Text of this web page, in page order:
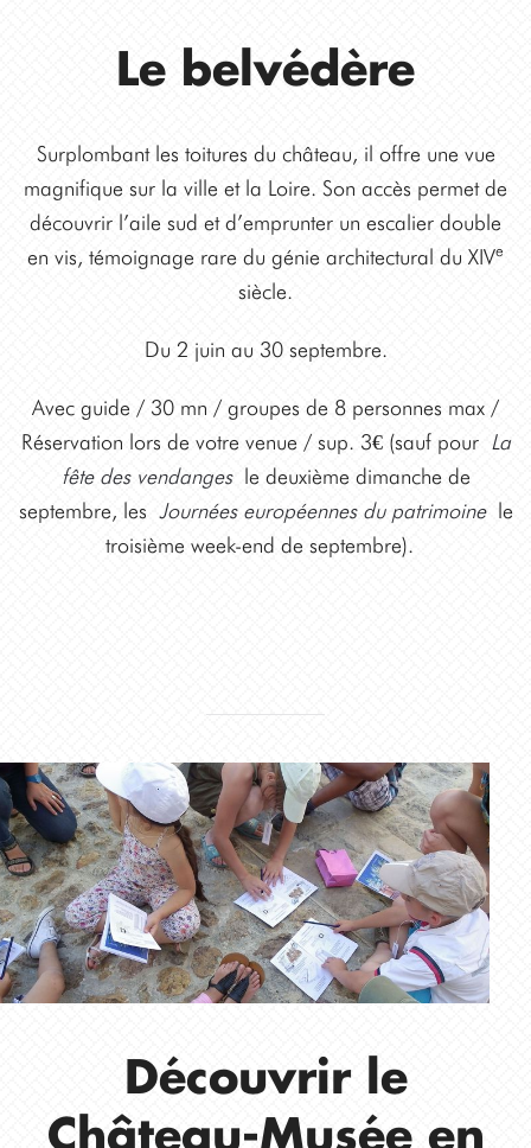
Le belvédère
Surplombant les toitures du château, il offre une vue
magnifique sur la ville et la Loire. Son accès permet de
découvrir l’aile sud et d’emprunter un escalier double
en vis, témoignage rare du génie architectural du XIVe
siècle.
Du 2 juin au 30 septembre.
Avec guide / 30 mn / groupes de 8 personnes max /
Réservation lors de votre venue / sup. 3€ (sauf pour La
fête des vendangesle deuxième dimanche de
septembre, les Journées européennes du patrimoinele
troisième week-end de septembre).
Découvrir le
Château-Musée en